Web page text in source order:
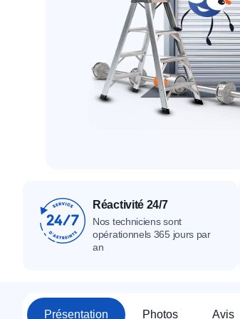
Tous nos produits
Tous nos
Réactivité 24/7
Nos techniciens sont
opérationnels 365 jours par
an
Présentation Photos Avis